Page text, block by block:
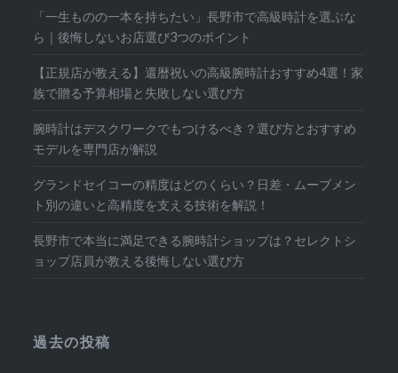
「一生ものの一本を持ちたい」長野市で高級時計を選ぶな
ら｜後悔しないお店選び3つのポイント
【正規店が教える】還暦祝いの高級腕時計おすすめ4選！家
族で贈る予算相場と失敗しない選び方
腕時計はデスクワークでもつけるべき？選び方とおすすめ
モデルを専門店が解説
グランドセイコーの精度はどのくらい？日差・ムーブメン
ト別の違いと高精度を支える技術を解説！
長野市で本当に満足できる腕時計ショップは？セレクトシ
ョップ店員が教える後悔しない選び方
過去の投稿